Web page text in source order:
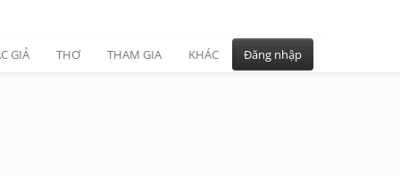
GIẢ THƠ THAM GIA KHÁC Đăng nhập